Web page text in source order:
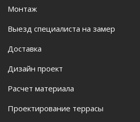
Монтаж
Выезд специалиста на замер
Доставка
Дизайн проект
Расчет материала
Проектирование террасы